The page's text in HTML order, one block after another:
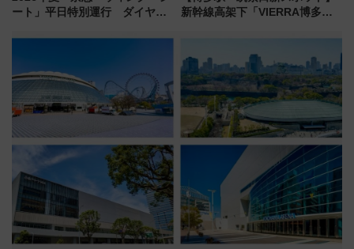
ート」平日特別運行 ダイヤ・
三浦海岸を堪能できるお出かけ
新幹線高架下「VIERRA博多テ
など注目の全6店舗 「博多活憩
通り」も一新